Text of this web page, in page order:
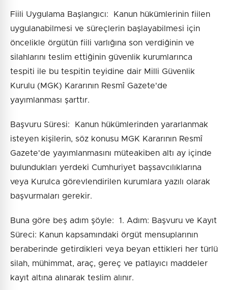
Fiili Uygulama Başlangıcı: Kanun hükümlerinin fiilen
uygulanabilmesi ve süreçlerin başlayabilmesi için
öncelikle örgütün fiili varlığına son verdiğinin ve
silahlarını teslim ettiğinin güvenlik kurumlarınca
tespiti ile bu tespitin teyidine dair Milli Güvenlik
Kurulu (MGK) Kararının Resmî Gazete'de
yayımlanması şarttır.
Başvuru Süresi: Kanun hükümlerinden yararlanmak
isteyen kişilerin, söz konusu MGK Kararının Resmî
Gazete'de yayımlanmasını müteakiben altı ay içinde
bulundukları yerdeki Cumhuriyet başsavcılıklarına
veya Kurulca görevlendirilen kurumlara yazılı olarak
başvurmaları gerekir.
Buna göre beş adım şöyle: 1. Adım: Başvuru ve Kayıt
Süreci: Kanun kapsamındaki örgüt mensuplarının
beraberinde getirdikleri veya beyan ettikleri her türlü
silah, mühimmat, araç, gereç ve patlayıcı maddeler
kayıt altına alınarak teslim alınır.